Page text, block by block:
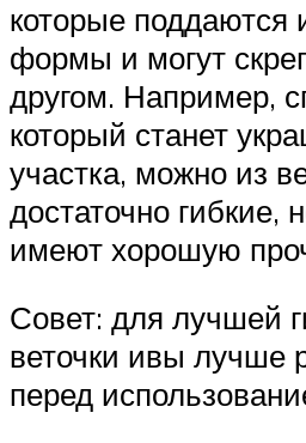
которые поддаются
формы и могут
другом. Например,
который станет
участка, можно из
достаточно гибкие,
имеют хорошую
Совет: для лучшей
веточки ивы лучше
перед